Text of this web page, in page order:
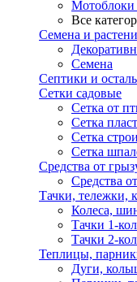
Мотоблоки
Все
Семена и
Семена
Септики и
Сетки садовые
Сетка от
Сетка
Сетка
Сетка
Средства от
Средства
Тачки, тележки,
Колеса,
Тачки 1-
Тачки 2-
Теплицы,
Дуги,